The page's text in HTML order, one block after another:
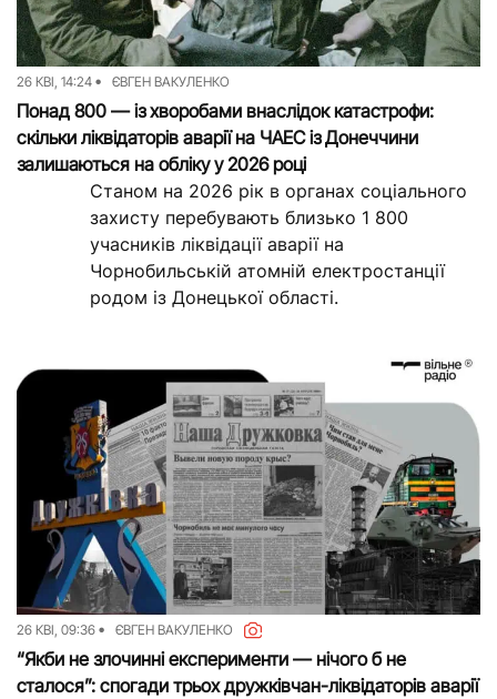
26 КВІ, 14:24 ЄВГЕН ВАКУЛЕНКО
Понад 800 — із хворобами внаслідок катастрофи:
скільки ліквідаторів аварії на ЧАЕС із Донеччини
залишаються на обліку у 2026 році
Станом на 2026 рік в органах соціального
захисту перебувають близько 1 800
учасників ліквідації аварії на
Чорнобильській атомній електростанції
родом із Донецької області.
26 КВІ, 09:36 ЄВГЕН ВАКУЛЕНКО
“Якби не злочинні експерименти — нічого б не
сталося”: спогади трьох дружківчан-ліквідаторів аварії